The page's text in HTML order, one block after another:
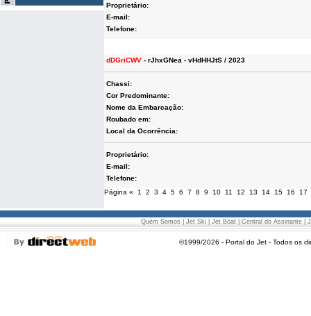
Proprietário:
E-mail:
Telefone:
dDGriCWV - rJhxGNea - vHdHHJtS / 2023
Chassi:
Cor Predominante:
Nome da Embarcação:
Roubado em:
Local da Ocorrência:
Proprietário:
E-mail:
Telefone:
Página « 1 2 3 4 5 6 7 8 9 10 11 12 13 14 15 16 17
Quem Somos Jet Ski Jet Boat Central do Assinante
©1999/2026 - Portal do Jet - Todos os